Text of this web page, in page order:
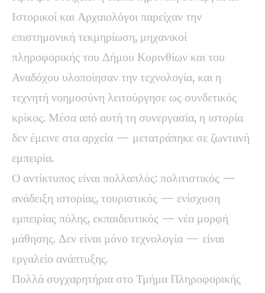
Ιστορικοί και Αρχαιολόγοι παρείχαν την
επιστημονική τεκμηρίωση, μηχανικοί
πληροφορικής του Δήμου Κορινθίων και του
Αναδόχου υλοποίησαν την τεχνολογία, και η
τεχνητή νοημοσύνη λειτούργησε ως συνδετικός
κρίκος. Μέσα από αυτή τη συνεργασία, η ιστορία
δεν έμεινε στα αρχεία — μετατράπηκε σε ζωντανή
εμπειρία.
Ο αντίκτυπος είναι πολλαπλός: πολιτιστικός —
ανάδειξη ιστορίας, τουριστικός — ενίσχυση
εμπειρίας πόλης, εκπαιδευτικός — νέα μορφή
μάθησης. Δεν είναι μόνο τεχνολογία — είναι
εργαλείο ανάπτυξης.
Πολλά συγχαρητήρια στο Τμήμα Πληροφορικής